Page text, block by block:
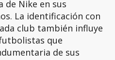
de Nike en sus
La identificación con
club también influye
que
de sus